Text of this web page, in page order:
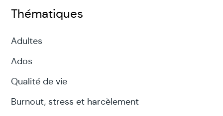
Thématiques
Adultes
Ados
Qualité de vie
Burnout, stress et harcèlement